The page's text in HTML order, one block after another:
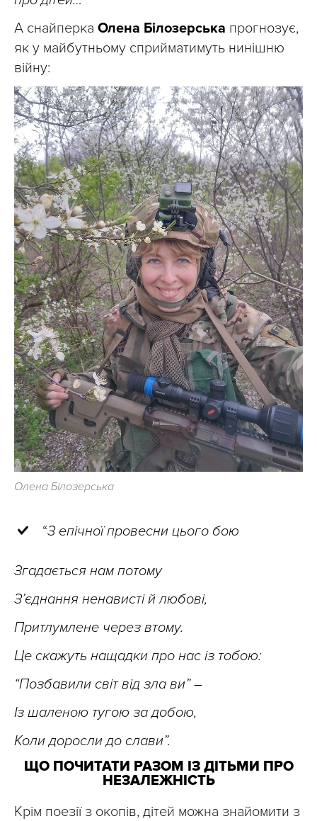
А снайперка Олена Білозерська прогнозує,
як у майбутньому сприйматимуть нинішню
війну:
Олена Білозерська
“З епічної провесни цього бою
Згадається нам потому
З’єднання ненависті й любові,
Притлумлене через втому.
Це скажуть нащадки про нас із тобою:
“Позбавили світ від зла ви” –
Із шаленою тугою за добою,
Коли доросли до слави”.
ЩО ПОЧИТАТИ РАЗОМ ІЗ ДІТЬМИ ПРО
НЕЗАЛЕЖНІСТЬ
Крім поезії з окопів, дітей можна знайомити з